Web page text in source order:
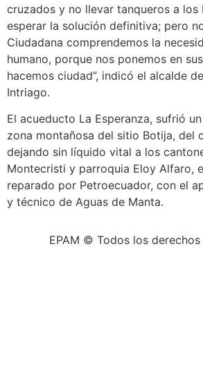
cruzados y no llevar tanqueros a los
esperar la solución definitiva; pero
Ciudadana comprendemos la
humano, porque nos ponemos en
hacemos ciudad”, indicó el alcalde
Intriago.
El acueducto La Esperanza, sufrió
zona montañosa del sitio Botija, del
dejando sin líquido vital a los
Montecristi y parroquia Eloy Alfaro,
reparado por Petroecuador, con el
y técnico de Aguas de Manta.
EPAM © Todos los